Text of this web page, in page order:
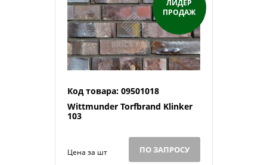
ЛИДЕР
ПРОДАЖ
Код товара: 09501018
Wittmunder Torfbrand Klinker
103
Цена за шт ПО ЗАПРОСУ